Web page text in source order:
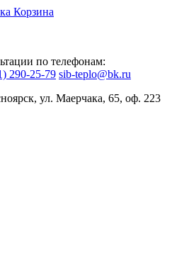
Корзина
по телефонам:
290-25-79 sib-teplo@bk.ru
ул. Маерчака, 65, оф. 223